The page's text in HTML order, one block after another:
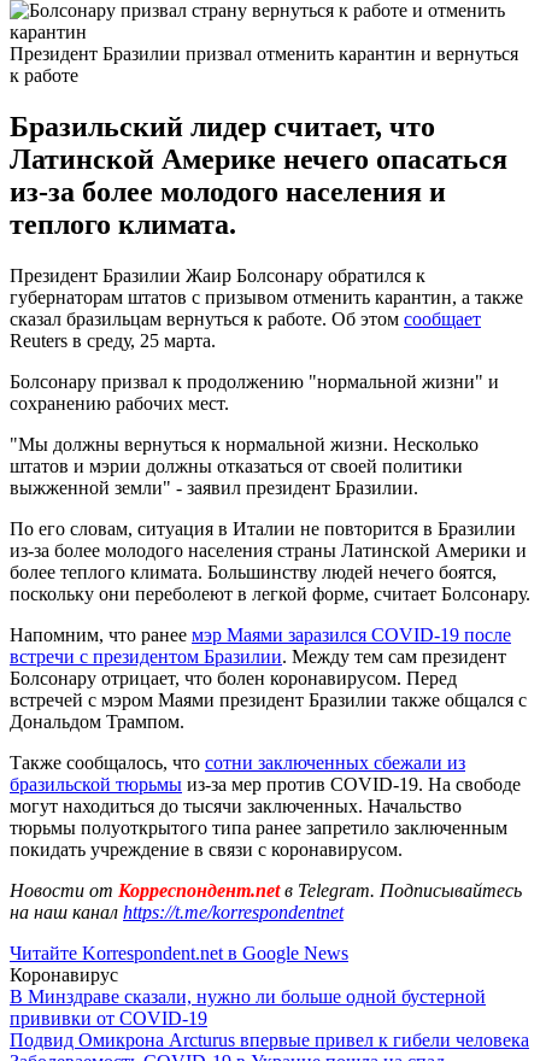
Президент Бразилии призвал отменить карантин и вернуться
к работе
Бразильский лидер считает, что
Латинской Америке нечего опасаться
из-за более молодого населения и
теплого климата.
Президент Бразилии Жаир Болсонару обратился к
губернаторам штатов с призывом отменить карантин, а также
сказал бразильцам вернуться к работе. Об этом сообщает
Reuters в среду, 25 марта.
Болсонару призвал к продолжению "нормальной жизни" и
сохранению рабочих мест.
"Мы должны вернуться к нормальной жизни. Несколько
штатов и мэрии должны отказаться от своей политики
выжженной земли" - заявил президент Бразилии.
По его словам, ситуация в Италии не повторится в Бразилии
из-за более молодого населения страны Латинской Америки и
более теплого климата. Большинству людей нечего боятся,
поскольку они переболеют в легкой форме, считает Болсонару.
Напомним, что ранее мэр Маями заразился COVID-19 после
встречи с президентом Бразилии. Между тем сам президент
Болсонару отрицает, что болен коронавирусом. Перед
встречей с мэром Маями президент Бразилии также общался с
Дональдом Трампом.
Также сообщалось, что сотни заключенных сбежали из
бразильской тюрьмы из-за мер против COVID-19. На свободе
могут находиться до тысячи заключенных. Начальство
тюрьмы полуоткрытого типа ранее запретило заключенным
покидать учреждение в связи с коронавирусом.
Новости от Корреспондент.netв Telegram. Подписывайтесь
на наш канал https://t.me/korrespondentnet
Читайте Korrespondent.net в Google News
Коронавирус
В Минздраве сказали, нужно ли больше одной бустерной
прививки от COVID-19
Подвид Омикрона Arcturus впервые привел к гибели человека